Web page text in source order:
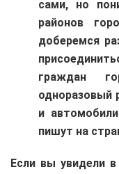
сами, но
районов
доберемся
граждан
одноразовый
и
пишут на
Если вы увидели